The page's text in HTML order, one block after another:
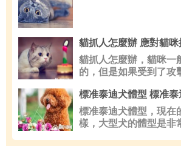
貓抓人怎麼辦 應對貓
貓抓人怎麼辦，貓咪一
的，但是如果受到了攻
標准泰迪犬體型 標准
標准泰迪犬體型，現在
樣，大型犬的體型是非